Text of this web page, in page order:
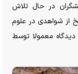
در حال تلاش
از شواهدی در علوم
معمولا توسط